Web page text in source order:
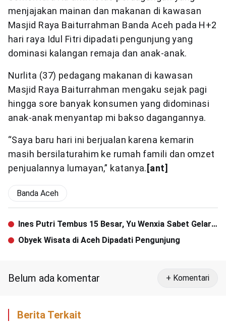
menjajakan mainan dan makanan di kawasan
Masjid Raya Baiturrahman Banda Aceh pada H+2
hari raya Idul Fitri dipadati pengunjung yang
dominasi kalangan remaja dan anak-anak.
Nurlita (37) pedagang makanan di kawasan
Masjid Raya Baiturrahman mengaku sejak pagi
hingga sore banyak konsumen yang didominasi
anak-anak menyantap mi bakso dagangannya.
“Saya baru hari ini berjualan karena kemarin
masih bersilaturahim ke rumah famili dan omzet
penjualannya lumayan,” katanya. [ant]
Banda Aceh
Ines Putri Tembus 15 Besar, Yu Wenxia Sabet Gelar
Miss World 2012
Obyek Wisata di Aceh Dipadati Pengunjung
Belum ada komentar + Komentari
Berita Terkait